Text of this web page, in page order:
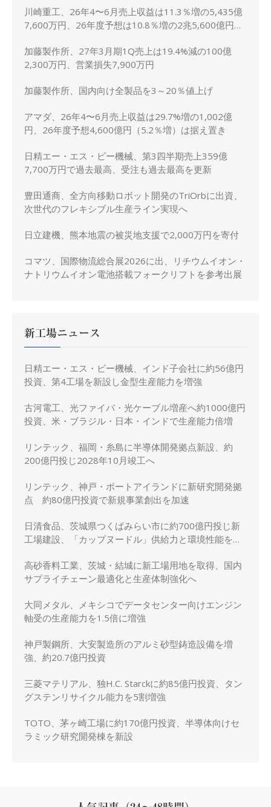
川崎重工、26年4〜6月売上収益は11.3％増の5,435億
7,600万円、26年度予想は10.8％増の2兆5,600億円に
加藤製作所、27年3月期1Q売上は19.4%減の100億
2,300万円、営業損失7,900万円
加藤製作所、国内向け全製品を3～20％値上げ
アマダ、26年4〜6月売上収益は29.7%増の1,002億
円、26年度予想4,600億円（5.2％増）は据え置き
日精エー・エス・ビー機械、第3四半期売上359億
7,700万円で過去最高、受注も過去最高を更新
豊田通商、全方向移動ロボット開発のTriOrbに出資、
次世代のフレキシブル生産ライン実現へ
日立建機、熊本地震の被災地支援で2,000万円を寄付
コマツ、国際物流総合展2026に出、リチウムイオン・
ナトリウムイオン電池搭載フォークリフトを参考出展
新工場ニュース
日精エー・エス・ビー機械、インド子会社に約56億円
投資、第4工場を新設し金型生産能力を増強
古河電工、光ファイバ・光ケーブル増産へ約1000億円
投資、米・ブラジル・日本・インドで生産能力倍増
リンテック、福岡・糸島に半導体開発拠点新設、約
200億円投じ2028年10月竣工へ
リンテック、神戸・ポートアイランドに新研究開発拠
点 約80億円投資で新規事業創出を加速
日清食品、茨城県つくばみらい市に約700億円投じ新
工場建設、「カップヌードル」供給力と環境性能を強
高砂香料工業、茨城・結城に新工場用地を取得、国内
サプライチェーン最適化と生産体制強化へ
大同メタル、メキシコでデータセンター向けエンジン
軸受の生産能力を1.5倍に増強
神戸製鋼所、大安製造所のアルミ砂型鋳造設備を増
強、約20.7億円投資
三菱マテリアル、独H.C. Starckに約85億円投資、タン
グステンリサイクル能力を5割増強
TOTO、茅ヶ崎工場に約170億円投資、半導体向けセ
ラミック研究開発棟を新設